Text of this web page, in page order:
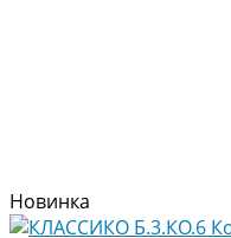
Новинка